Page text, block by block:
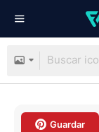
Guardar